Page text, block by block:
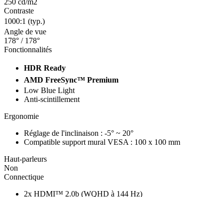
Contraste
1000:1 (typ.)
Angle de vue
178° / 178°
Fonctionnalités
HDR Ready
AMD FreeSync™ Premium
Low Blue Light
Anti-scintillement
Ergonomie
Réglage de l'inclinaison : -5° ~ 20°
Compatible support mural VESA : 100 x 100 mm
Haut-parleurs
Non
Connectique
2x HDMI™ 2.0b (WQHD à 144 Hz)